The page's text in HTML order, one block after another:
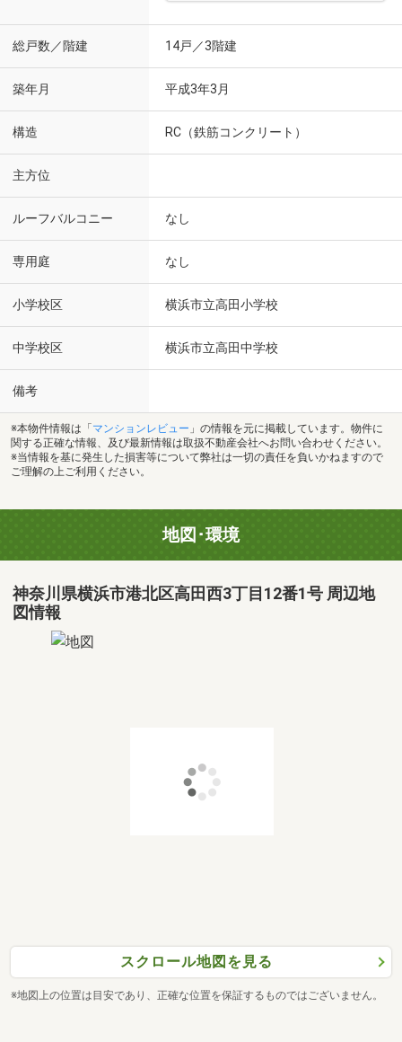
総戸数／階建 14戸／3階建
築年月 平成3年3月
構造 RC（鉄筋コンクリート）
主方位
ルーフバルコニー なし
専用庭 なし
小学校区 横浜市立高田小学校
中学校区 横浜市立高田中学校
備考
※本物件情報は「 マンションレビュー 」の情報を元に掲載しています。物件に
関する正確な情報、及び最新情報は取扱不動産会社へお問い合わせください。
※当情報を基に発生した損害等について弊社は一切の責任を負いかねますので
ご理解の上ご利用ください。
地図･環境
神奈川県横浜市港北区高田西3丁目12番1号 周辺地
図情報
スクロール地図を見る
※地図上の位置は目安であり、正確な位置を保証するものではございません。